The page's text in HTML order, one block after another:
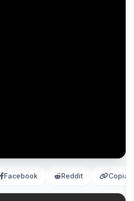
Facebook Reddit Copiar